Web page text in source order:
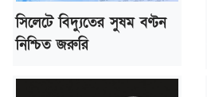
সিলেটে বিদ্যুতের সুষম বণ্টন
নিশ্চিত জরুরি